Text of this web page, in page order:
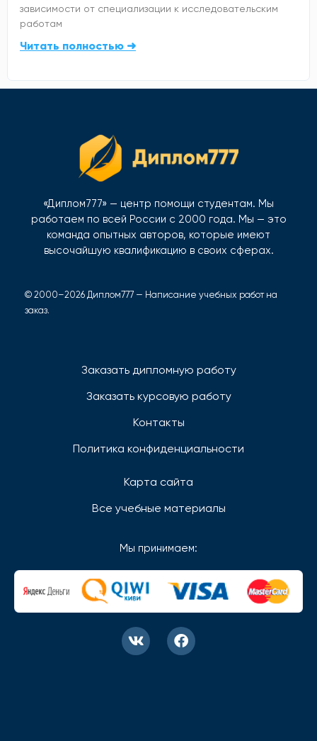
зависимости от специализации к исследовательским
работам
Читать полностью ➜
«Диплом777» — центр помощи студентам. Мы
работаем по всей России с 2000 года. Мы — это
команда опытных авторов, которые имеют
высочайшую квалификацию в своих сферах.
© 2000–2026 Диплом777 — Написание учебных работ на
заказ.
Заказать дипломную работу
Заказать курсовую работу
Контакты
Политика конфиденциальности
Карта сайта
Все учебные материалы
Мы принимаем: